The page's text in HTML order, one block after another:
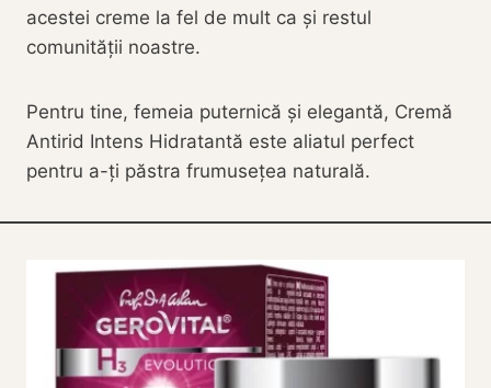
acestei creme la fel de mult ca și restul
comunității noastre.
Pentru tine, femeia puternică și elegantă, Cremă
Antirid Intens Hidratantă este aliatul perfect
pentru a-ți păstra frumusețea naturală.